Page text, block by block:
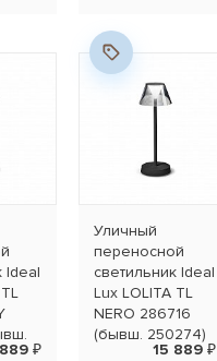
Ideal
₽
Уличный
переносной
светильник Ideal
Lux LOLITA TL
NERO 286716
(бывш. 250274)
15 889 ₽